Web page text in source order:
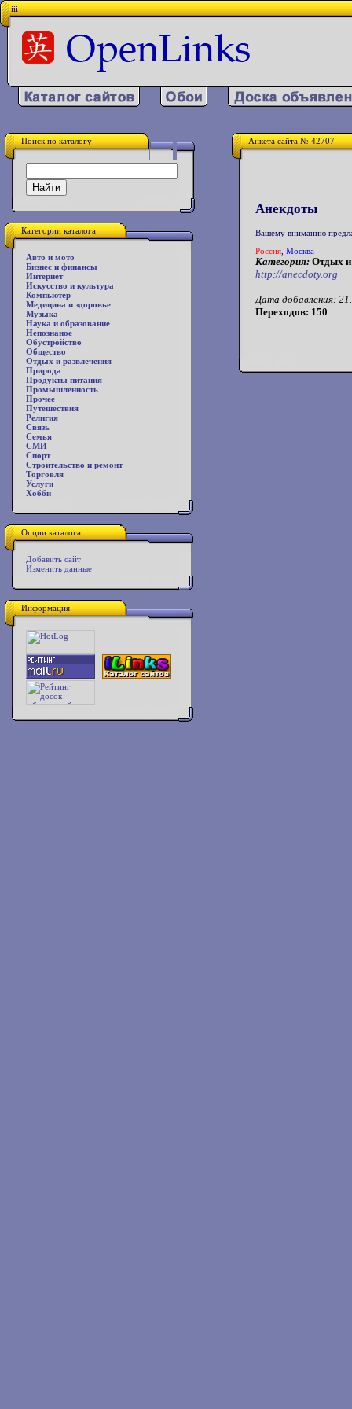
iii
Поиск по каталогу
Категории каталога
Авто и мото
Бизнес и финансы
Интернет
Искусство и культура
Компьютер
Медицина и здоровье
Музыка
Наука и образование
Непознаное
Обустройство
Общество
Отдых и развлечения
Природа
Продукты питания
Промышленность
Прочее
Путешествия
Религия
Связь
Семья
СМИ
Спорт
Строительство и ремонт
Торговля
Услуги
Хобби
Опции каталога
Добавить сайт
Изменить данные
Информация
Анкета сайта № 42707
Анекдоты
Вашему вниманию
Россия Москва
Категория: Отдых
http://anecdoty.org
Дата добавления:
Переходов: 150